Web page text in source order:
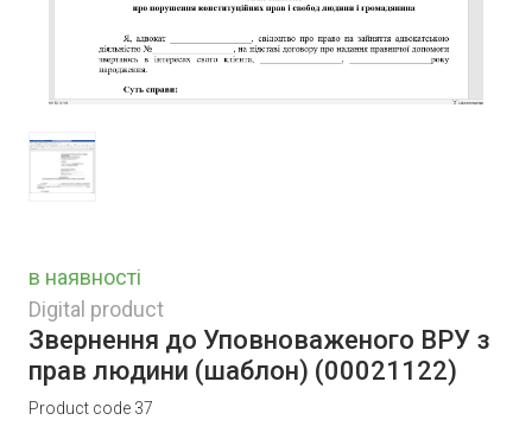
в наявності
Digital product
Звернення до Уповноваженого ВРУ з
прав людини (шаблон) (00021122)
Product code 37